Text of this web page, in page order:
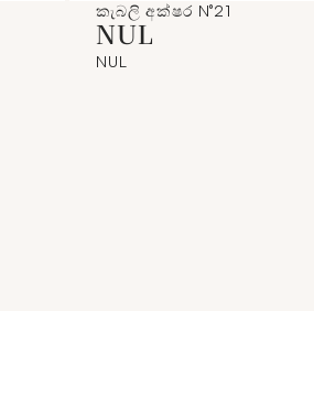
කැබලි අක්ෂර N°21
NUL
NUL